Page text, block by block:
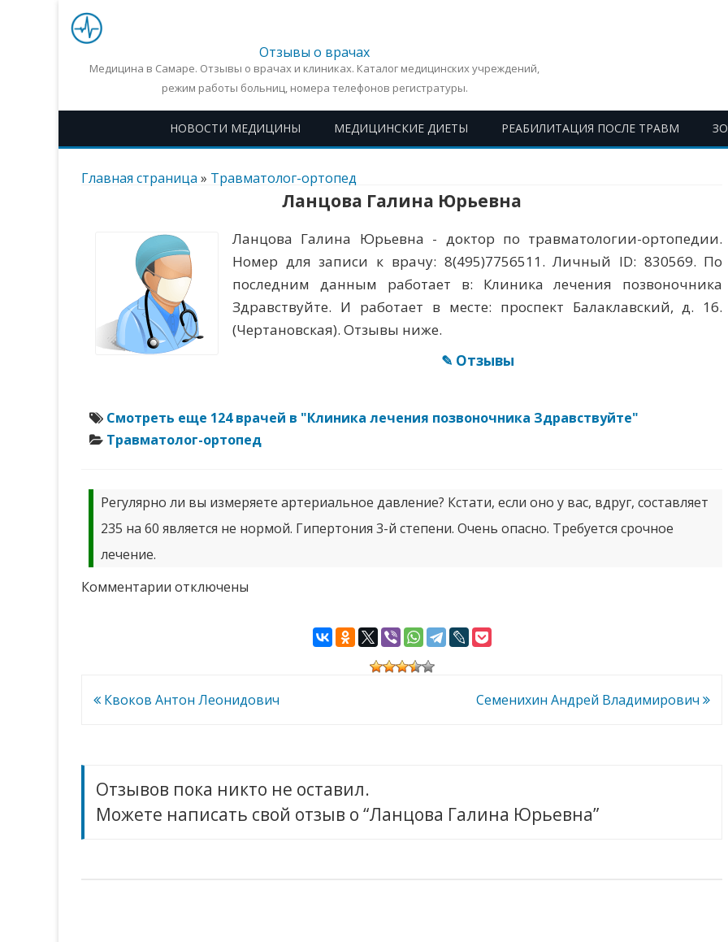
Отзывы о врачах
Медицина в Самаре. Отзывы о врачах и клиниках. Каталог медицинских учреждений,
режим работы больниц, номера телефонов регистратуры.
НОВОСТИ МЕДИЦИНЫ МЕДИЦИНСКИЕ ДИЕТЫ РЕАБИЛИТАЦИЯ ПОСЛЕ ТРАВМ
Перейти
Главная страница » Травматолог-ортопед
Ланцова Галина Юрьевна
Ланцова Галина Юрьевна - доктор по травматологии-ортопедии.
Номер для записи к врачу: 8(495)7756511. Личный ID: 830569. По
последним данным работает в: Клиника лечения позвоночника
Здравствуйте. И работает в месте: проспект Балаклавский, д. 16.
(Чертановская). Отзывы ниже.
✎ Отзывы
Смотреть еще 124 врачей в "Клиника лечения позвоночника Здравствуйте"
Травматолог-ортопед
Регулярно ли вы измеряете артериальное давление? Кстати, если оно у вас, вдруг, составляет
235 на 60 является не нормой. Гипертония 3-й степени. Очень опасно. Требуется срочное
лечение.
Комментарии котключены
Навигация
Квоков Антон Леонидович Семенихин Андрей Владимирович
Отзывов пока никто не оставил.
Можете написать свой отзыв о “Ланцова Галина Юрьевна”